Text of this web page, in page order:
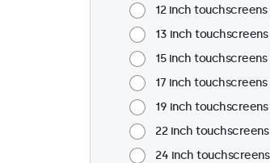
12 inch touchscreens
13 inch touchscreens
15 inch touchscreens
17 inch touchscreens
19 inch touchscreens
22 inch touchscreens
24 inch touchscreens